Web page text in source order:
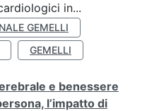
in...
GEMELLI
GEMELLI
e benessere
l’impatto di